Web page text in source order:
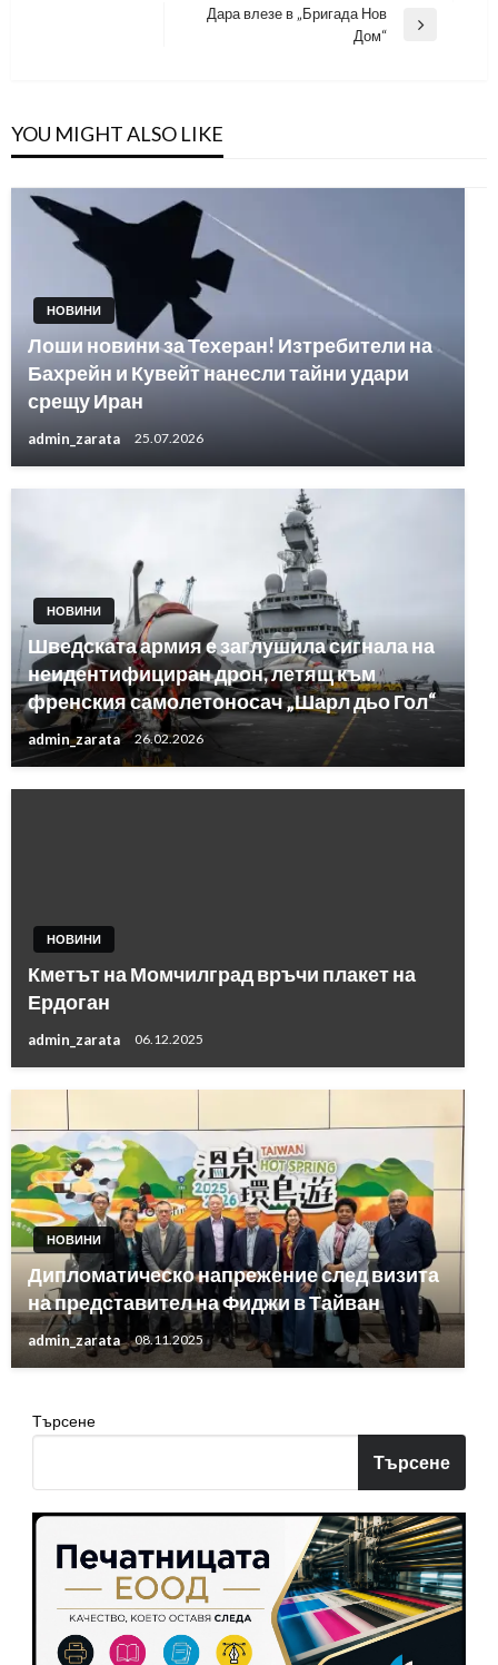
Дара влезе в „Бригада Нов
Дом“
YOU MIGHT ALSO LIKE
НОВИНИ
Лоши новини за Техеран! Изтребители на
Бахрейн и Кувейт нанесли тайни удари
срещу Иран
admin_zarata 25.07.2026
НОВИНИ
Шведската армия е заглушила сигнала на
неидентифициран дрон, летящ към
френския самолетоносач „Шарл дьо Гол“
admin_zarata 26.02.2026
НОВИНИ
Кметът на Момчилград връчи плакет на
Ердоган
admin_zarata 06.12.2025
НОВИНИ
Дипломатическо напрежение след визита
на представител на Фиджи в Тайван
admin_zarata 08.11.2025
Търсене
Търсене